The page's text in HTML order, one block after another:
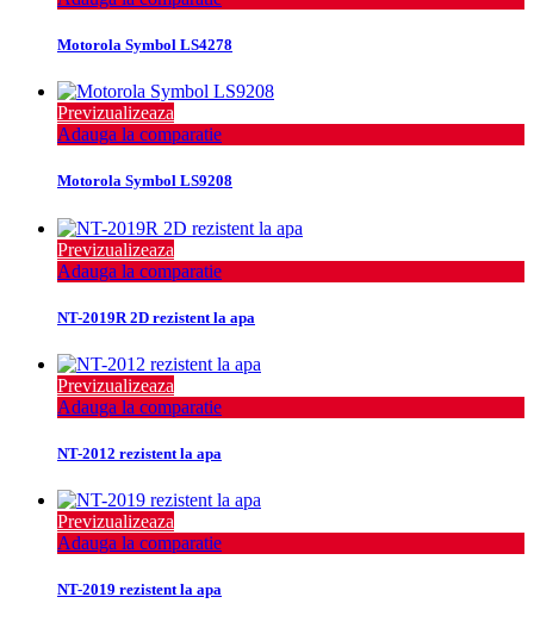
Motorola Symbol LS4278
Previzualizeaza
Adauga la comparatie
Motorola Symbol LS9208
Previzualizeaza
Adauga la comparatie
NT-2019R 2D rezistent la apa
Previzualizeaza
Adauga la comparatie
NT-2012 rezistent la apa
Previzualizeaza
Adauga la comparatie
NT-2019 rezistent la apa